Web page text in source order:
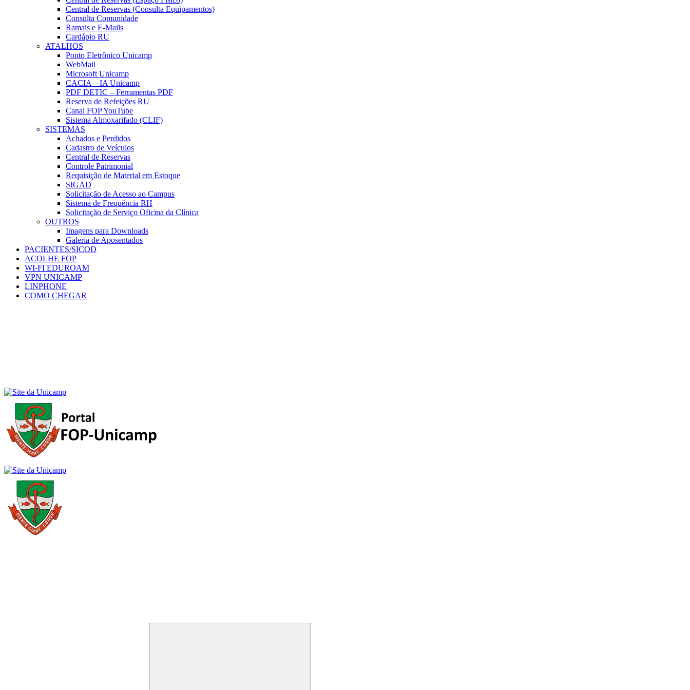
Central de Reservas (Consulta Equipamentos)
Consulta Comunidade
Ramais e E-Mails
Cardápio RU
ATALHOS
Ponto Eletrônico Unicamp
WebMail
Microsoft Unicamp
CACIA – IA Unicamp
PDF DETIC – Ferramentas PDF
Reserva de Refeições RU
Canal FOP YouTube
Sistema Almoxarifado (CLIF)
SISTEMAS
Achados e Perdidos
Cadastro de Veículos
Central de Reservas
Controle Patrimonial
Requisição de Material em Estoque
SIGAD
Solicitação de Acesso ao Campus
Sistema de Frequência RH
Solicitação de Serviço Oficina da Clínica
OUTROS
Imagens para Downloads
Galeria de Aposentados
PACIENTES/SICOD
ACOLHE FOP
WI-FI EDUROAM
VPN UNICAMP
LINPHONE
COMO CHEGAR